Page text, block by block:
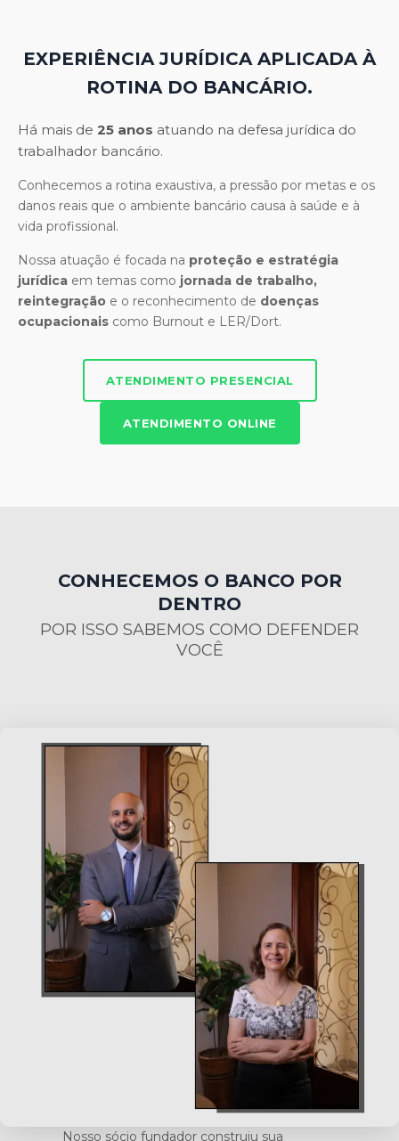
EXPERIÊNCIA JURÍDICA APLICADA À
ROTINA DO BANCÁRIO.
Há mais de 25 anos atuando na defesa jurídica do
trabalhador bancário.
Conhecemos a rotina exaustiva, a pressão por metas e os
danos reais que o ambiente bancário causa à saúde e à
vida profissional.
Nossa atuação é focada na proteção e estratégia
jurídica em temas como jornada de trabalho,
reintegração e o reconhecimento de doenças
ocupacionais como Burnout e LER/Dort.
ATENDIMENTO PRESENCIAL
ATENDIMENTO ONLINE
CONHECEMOS O BANCO POR
DENTRO
POR ISSO SABEMOS COMO DEFENDER
VOCÊ
Nosso sócio fundador construiu sua